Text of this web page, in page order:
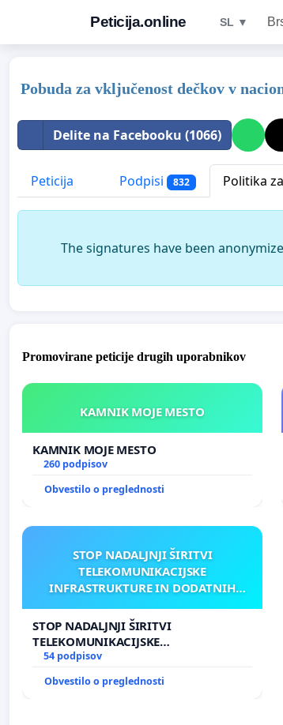
Peticija.online SL ▼
Pobuda za vključenost dečkov v
Delite na Facebooku (1066)
Peticija Podpisi 832 Politika
The signatures have been
Promovirane peticije drugih uporabnikov
KAMNIK MOJE MESTO
KAMNIK MOJE MESTO
260 podpisov
Obvestilo o preglednosti
STOP NADALJNJI ŠIRITVI
TELEKOMUNIKACIJSKE
INFRASTRUKTURE IN DODATNIH
STOP NADALJNJI ŠIRITVI
TELEKOMUNIKACIJSKE
INFRASTRUKTURE IN DODATNIH
54 podpisov
Obvestilo o preglednosti